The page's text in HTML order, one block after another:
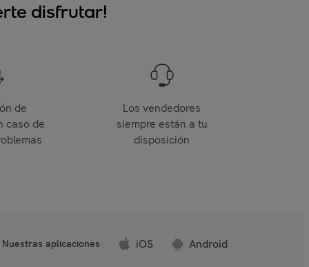
disfrutar!
de
caso de
Los vendedores
siempre están a tu
disposición
Nuestras aplicaciones iOS Android